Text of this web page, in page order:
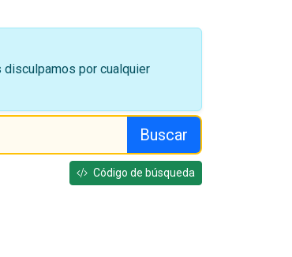
por cualquier
Buscar
Código de búsqueda